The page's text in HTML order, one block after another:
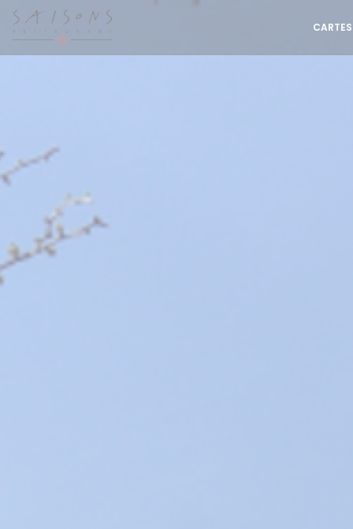
Personnalisation de vos choix en matière de cookies